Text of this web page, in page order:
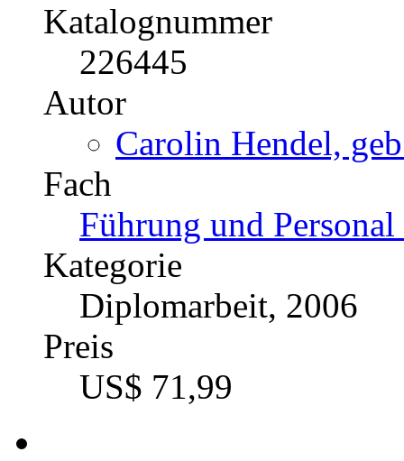
Katalognummer
226445
Autor
Carolin Hendel,
Fach
Führung und
Kategorie
Diplomarbeit, 2006
Preis
US$ 71,99